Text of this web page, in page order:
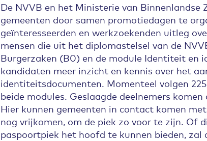
De NVVB en het Ministerie van
gemeenten door samen promotiedagen te
geïnteresseerden en werkzoekenden uitleg
mensen die uit het diplomastelsel van de
Burgerzaken (B0) en de module Identiteit en
kandidaten meer inzicht en kennis over het
identiteitsdocumenten. Momenteel volgen
beide modules. Geslaagde deelnemers
Hier kunnen gemeenten in contact komen
nog vrijkomen, om de piek zo voor te zijn. Of
paspoortpiek het hoofd te kunnen bieden, zal